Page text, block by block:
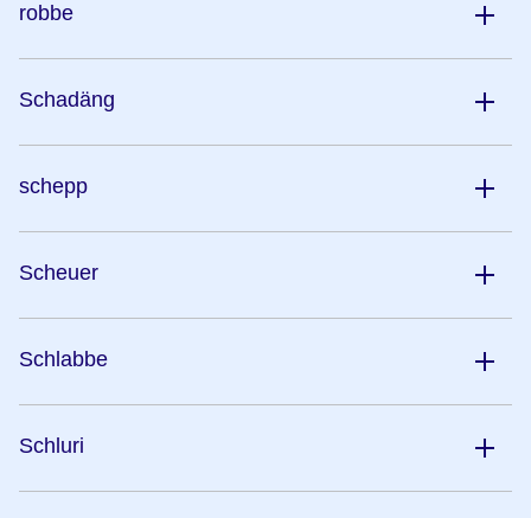
robbe
Schadäng
schepp
Scheuer
Schlabbe
Schluri